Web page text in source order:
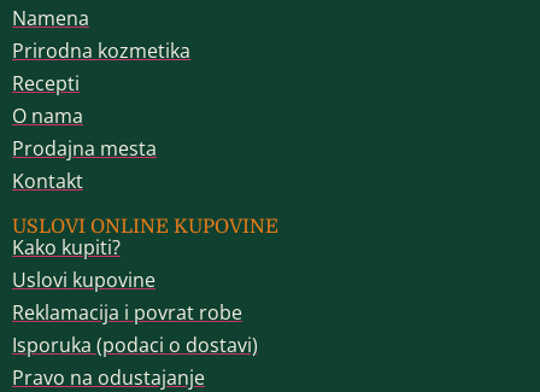
Namena
Prirodna kozmetika
Recepti
O nama
Prodajna mesta
Kontakt
USLOVI ONLINE KUPOVINE
Kako kupiti?
Uslovi kupovine
Reklamacija i povrat robe
Isporuka (podaci o dostavi)
Pravo na odustajanje